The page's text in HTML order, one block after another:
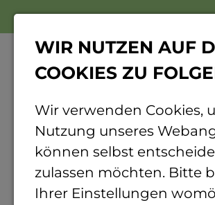
Home Hochschule
WIR NUTZEN AUF
COOKIES ZU
Wir verwenden Cookies,
Nutzung unseres
können selbst
zulassen möchten. Bitte
Ihrer Einstellungen